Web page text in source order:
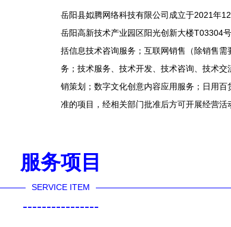
岳阳县姒腾网络科技有限公司成立于2021年
岳阳高新技术产业园区阳光创新大楼T03304
括信息技术咨询服务；互联网销售（除销售
务；技术服务、技术开发、技术咨询、技术
销策划；数字文化创意内容应用服务；日用
准的项目，经相关部门批准后方可开展经营活
服务项目
SERVICE ITEM
----------------